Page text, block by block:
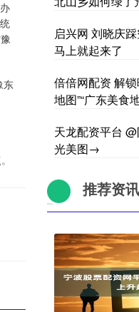
东
启兴网 刘晓庆
马上就起来了
倍倍网配资 解
地图”“广东美食
天龙配资平台
光美图→
推荐资讯